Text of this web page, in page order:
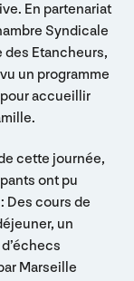
En partenariat
Syndicale
des Etancheurs,
un programme
accueillir
cette journée,
ont pu
Des cours de
un
Marseille